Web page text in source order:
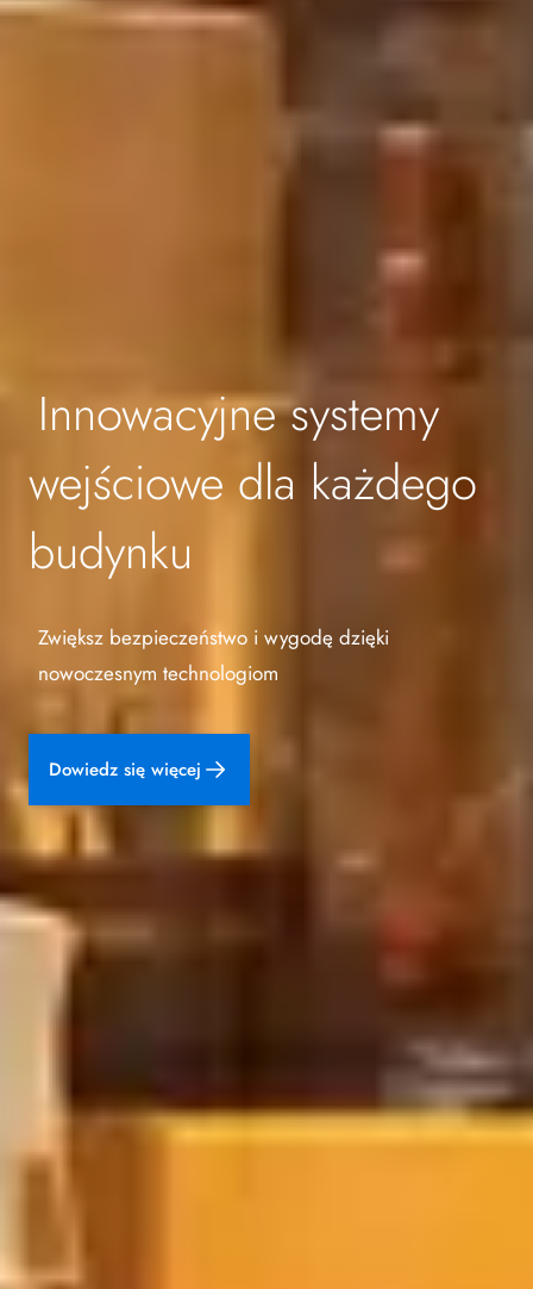
Innowacyjne systemy
wejściowe dla każdego
budynku
Zwiększ bezpieczeństwo i wygodę dzięki
nowoczesnym technologiom
Dowiedz się więcej